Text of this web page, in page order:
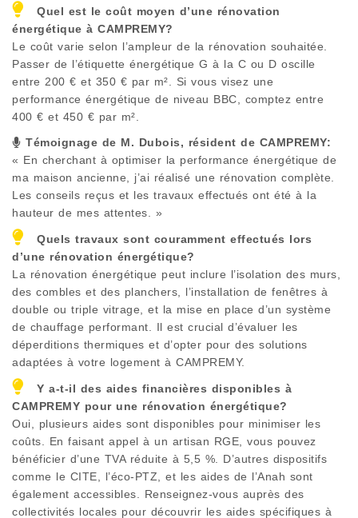
Quel est le coût moyen d’une rénovation
énergétique à CAMPREMY?
Le coût varie selon l’ampleur de la rénovation souhaitée.
Passer de l’étiquette énergétique G à la C ou D oscille
entre 200 € et 350 € par m². Si vous visez une
performance énergétique de niveau BBC, comptez entre
400 € et 450 € par m².
Témoignage de M. Dubois, résident de CAMPREMY:
« En cherchant à optimiser la performance énergétique de
ma maison ancienne, j’ai réalisé une rénovation complète.
Les conseils reçus et les travaux effectués ont été à la
hauteur de mes attentes. »
Quels travaux sont couramment effectués lors
d’une rénovation énergétique?
La rénovation énergétique peut inclure l’isolation des murs,
des combles et des planchers, l’installation de fenêtres à
double ou triple vitrage, et la mise en place d’un système
de chauffage performant. Il est crucial d’évaluer les
déperditions thermiques et d’opter pour des solutions
adaptées à votre logement à CAMPREMY.
Y a-t-il des aides financières disponibles à
CAMPREMY pour une rénovation énergétique?
Oui, plusieurs aides sont disponibles pour minimiser les
coûts. En faisant appel à un artisan RGE, vous pouvez
bénéficier d’une TVA réduite à 5,5 %. D’autres dispositifs
comme le CITE, l’éco-PTZ, et les aides de l’Anah sont
également accessibles. Renseignez-vous auprès des
collectivités locales pour découvrir les aides spécifiques à